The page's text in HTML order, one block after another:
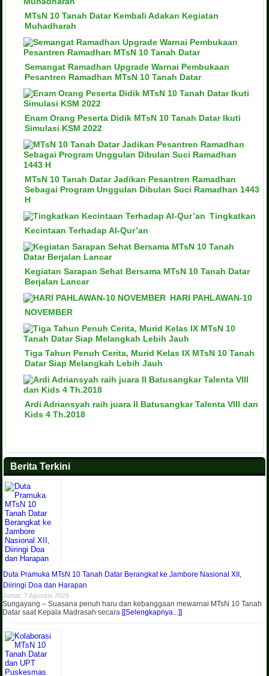
MTsN 10 Tanah Datar Kembali Adakan Kegiatan
Muhadharah
Semangat Ramadhan Upgrade Warnai Pembukaan
Pesantren Ramadhan MTsN 10 Tanah Datar
Enam Orang Peserta Didik MTsN 10 Tanah Datar Ikuti
Simulasi KSM 2022
MTsN 10 Tanah Datar Jadikan Pesantren Ramadhan
Sebagai Program Unggulan Dibulan Suci Ramadhan 1443
H
Tingkatkan
Kecintaan Terhadap Al-Qur’an
Kegiatan Sarapan Sehat Bersama MTsN 10 Tanah Datar
Berjalan Lancar
HARI PAHLAWAN-10
NOVEMBER
Tiga Tahun Penuh Cerita, Murid Kelas IX MTsN 10 Tanah
Datar Siap Melangkah Lebih Jauh
Ardi Adriansyah raih juara II Batusangkar Talenta VIII dan
Kids 4 Th.2018
Berita Terkini
Duta Pramuka MTsN 10 Tanah Datar Berangkat ke Jambore Nasional XII,
Diiringi Doa dan Harapan
Jumat, 7 Agustus 2026
Sungayang – Suasana penuh haru dan kebanggaan mewarnai MTsN 10 Tanah
Datar saat Kepala Madrasah secara [[Selengkapnya...]]